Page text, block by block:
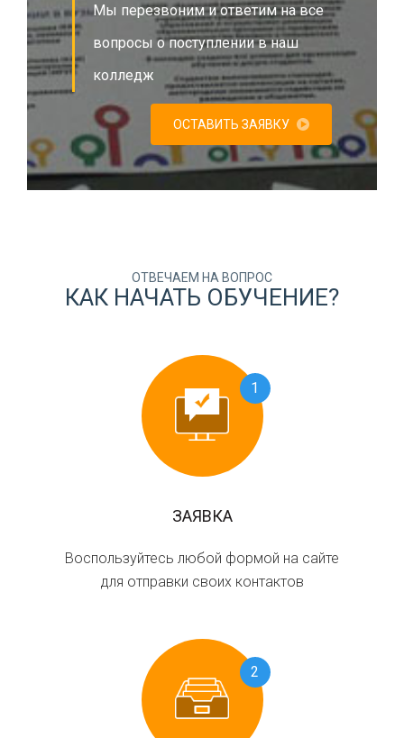
Мы перезвоним и ответим на все
вопросы о поступлении в наш
колледж
ОСТАВИТЬ ЗАЯВКУ
ОТВЕЧАЕМ НА ВОПРОС
КАК НАЧАТЬ ОБУЧЕНИЕ?
1
ЗАЯВКА
Воспользуйтесь любой формой на сайте
для отправки своих контактов
2